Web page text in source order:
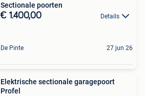
Sectionale poorten
€ 1.400,00 Details
De Pinte 27 jun 26
Elektrische sectionale garagepoort
Profel